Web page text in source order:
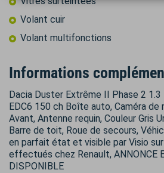
Volant cuir
Volant multifonctions
Informations
Dacia Duster Extrême II Phase 2 1.3
EDC6 150 ch Boîte auto, Caméra de
Avant, Antenne requin, Couleur Gris
Barre de toit, Roue de secours,
en parfait état et visible par Visio sur
effectués chez Renault, ANNONCE
DISPONIBLE